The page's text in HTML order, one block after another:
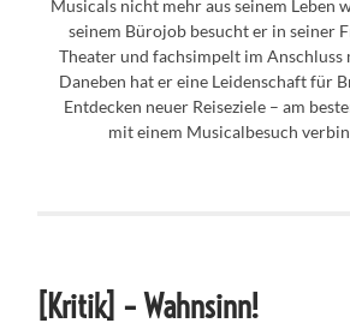
Musicals nicht mehr aus seinem Leben
seinem Bürojob besucht er in seiner
Theater und fachsimpelt im Anschluss
Daneben hat er eine Leidenschaft für
Entdecken neuer Reiseziele – am
mit einem Musicalbesuch
[Kritik] – Wahnsinn!